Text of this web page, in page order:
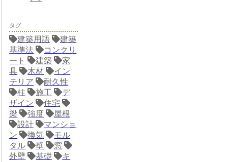
タグ
建築用語
建築
基準法
コンクリ
ート
建築
家
具
木材
イン
テリア
耐久性
柱
施工
デ
ザイン
住宅
梁
強度
屋根
設計
マンショ
ン
換気
モル
タル
壁
窓
外壁
基礎
キ